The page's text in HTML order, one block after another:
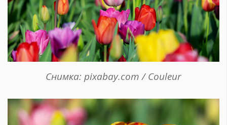
Снимка: pixabay.com / Couleur